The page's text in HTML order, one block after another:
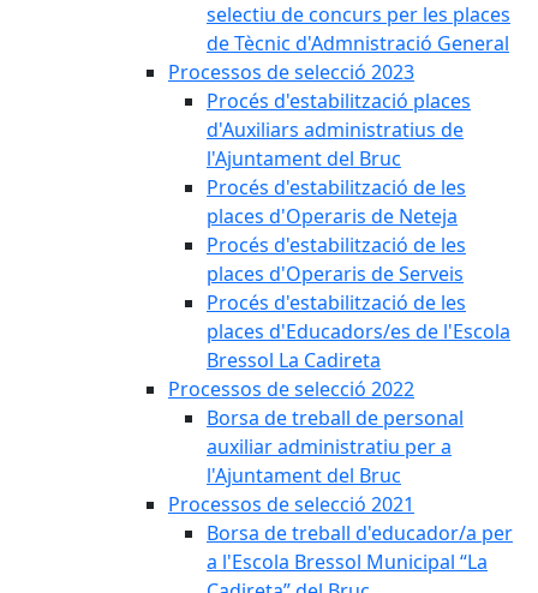
selectiu de concurs per les places
de Tècnic d'Admnistració General
Processos de selecció 2023
Procés d'estabilització places
d'Auxiliars administratius de
l'Ajuntament del Bruc
Procés d'estabilització de les
places d'Operaris de Neteja
Procés d'estabilització de les
places d'Operaris de Serveis
Procés d'estabilització de les
places d'Educadors/es de l'Escola
Bressol La Cadireta
Processos de selecció 2022
Borsa de treball de personal
auxiliar administratiu per a
l'Ajuntament del Bruc
Processos de selecció 2021
Borsa de treball d'educador/a per
a l'Escola Bressol Municipal “La